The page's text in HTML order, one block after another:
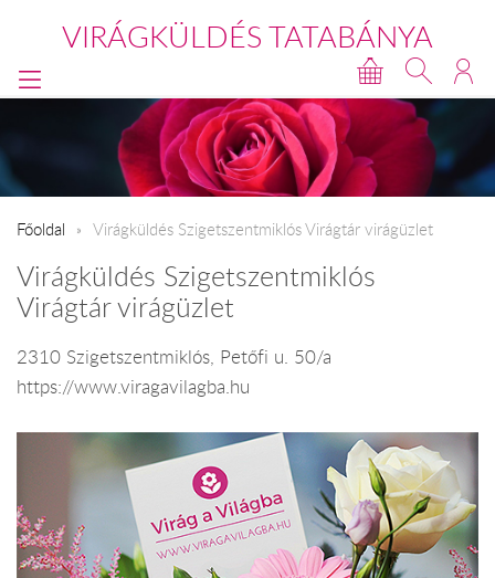
VIRÁGKÜLDÉS TATABÁNYA
Főoldal Virágküldés Szigetszentmiklós Virágtár virágüzlet
Virágküldés Szigetszentmiklós
Virágtár virágüzlet
2310 Szigetszentmiklós, Petőfi u. 50/a
https://www.viragavilagba.hu